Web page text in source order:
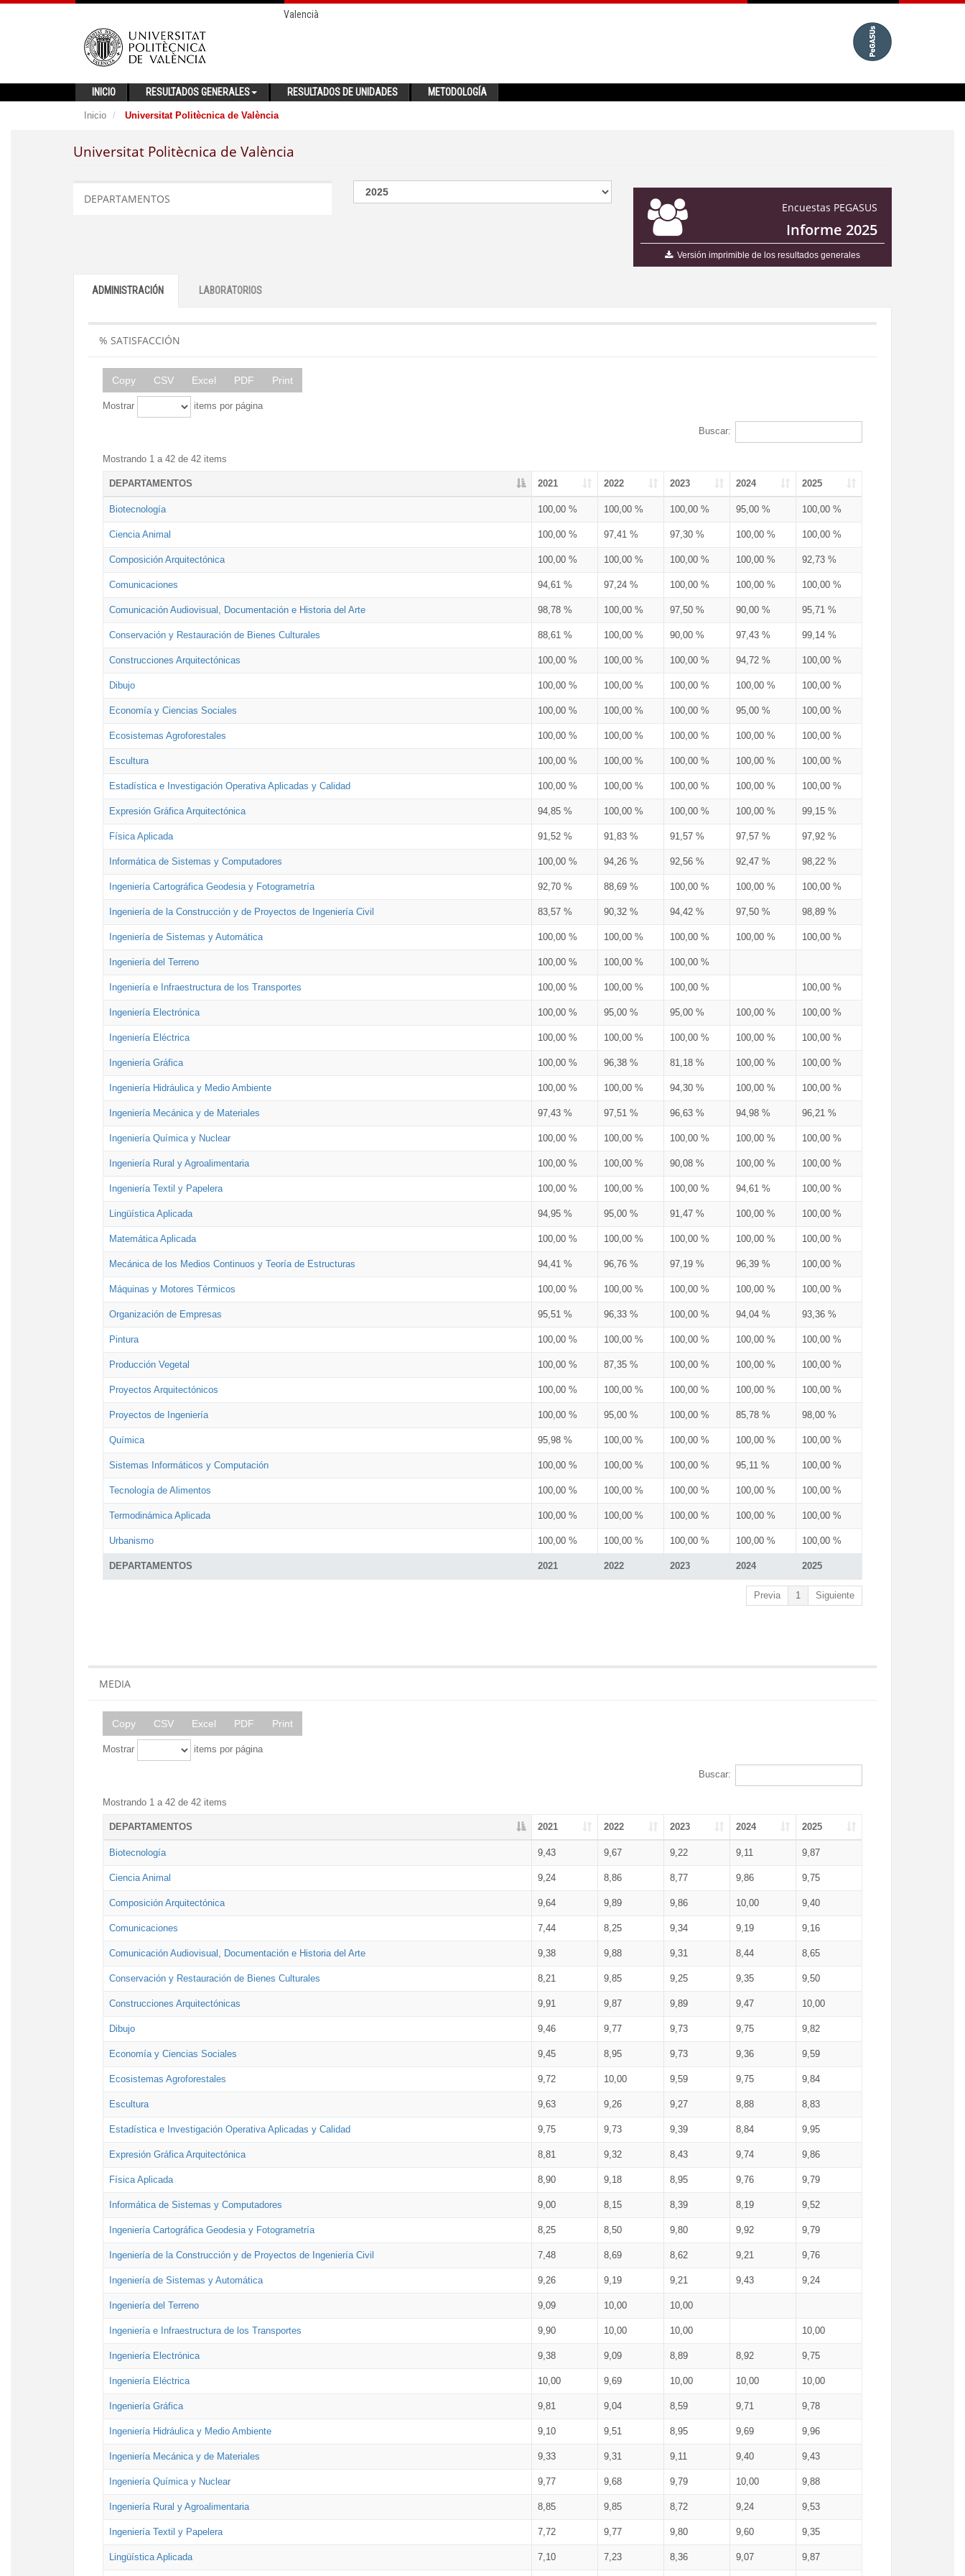
Valencià
INICIO RESULTADOS GENERALES RESULTADOS DE UNIDADES METODOLOGÍA
Inicio Universitat Politècnica de València
Universitat Politècnica de València
Encuestas PEGASUS
Informe 2025
Versión imprimible de los resultados generales
DEPARTAMENTOS
ADMINISTRACIÓN LABORATORIOS
% SATISFACCIÓN
Copy CSV Excel PDF Print
Mostrar items por página
Buscar:
Mostrando 1 a 42 de 42 items
DEPARTAMENTOS 2021 2022 2023 2024 2025
DEPARTAMENTOS 2021 2022 2023 2024 2025
Biotecnología 100,00 % 100,00 % 100,00 % 95,00 % 100,00 %
Ciencia Animal 100,00 % 97,41 % 97,30 % 100,00 % 100,00 %
Composición Arquitectónica 100,00 % 100,00 % 100,00 % 100,00 % 92,73 %
Comunicaciones 94,61 % 97,24 % 100,00 % 100,00 % 100,00 %
Comunicación Audiovisual, Documentación e Historia del Arte 98,78 % 100,00 % 97,50 % 90,00 % 95,71 %
Conservación y Restauración de Bienes Culturales 88,61 % 100,00 % 90,00 % 97,43 % 99,14 %
Construcciones Arquitectónicas 100,00 % 100,00 % 100,00 % 94,72 % 100,00 %
Dibujo 100,00 % 100,00 % 100,00 % 100,00 % 100,00 %
Economía y Ciencias Sociales 100,00 % 100,00 % 100,00 % 95,00 % 100,00 %
Ecosistemas Agroforestales 100,00 % 100,00 % 100,00 % 100,00 % 100,00 %
Escultura 100,00 % 100,00 % 100,00 % 100,00 % 100,00 %
Estadística e Investigación Operativa Aplicadas y Calidad 100,00 % 100,00 % 100,00 % 100,00 % 100,00 %
Expresión Gráfica Arquitectónica 94,85 % 100,00 % 100,00 % 100,00 % 99,15 %
Física Aplicada 91,52 % 91,83 % 91,57 % 97,57 % 97,92 %
Informática de Sistemas y Computadores 100,00 % 94,26 % 92,56 % 92,47 % 98,22 %
Ingeniería Cartográfica Geodesia y Fotogrametría 92,70 % 88,69 % 100,00 % 100,00 % 100,00 %
Ingeniería de la Construcción y de Proyectos de Ingeniería Civil 83,57 % 90,32 % 94,42 % 97,50 % 98,89 %
Ingeniería de Sistemas y Automática 100,00 % 100,00 % 100,00 % 100,00 % 100,00 %
Ingeniería del Terreno 100,00 % 100,00 % 100,00 %
Ingeniería e Infraestructura de los Transportes 100,00 % 100,00 % 100,00 % 100,00 %
Ingeniería Electrónica 100,00 % 95,00 % 95,00 % 100,00 % 100,00 %
Ingeniería Eléctrica 100,00 % 100,00 % 100,00 % 100,00 % 100,00 %
Ingeniería Gráfica 100,00 % 96,38 % 81,18 % 100,00 % 100,00 %
Ingeniería Hidráulica y Medio Ambiente 100,00 % 100,00 % 94,30 % 100,00 % 100,00 %
Ingeniería Mecánica y de Materiales 97,43 % 97,51 % 96,63 % 94,98 % 96,21 %
Ingeniería Química y Nuclear 100,00 % 100,00 % 100,00 % 100,00 % 100,00 %
Ingeniería Rural y Agroalimentaria 100,00 % 100,00 % 90,08 % 100,00 % 100,00 %
Ingeniería Textil y Papelera 100,00 % 100,00 % 100,00 % 94,61 % 100,00 %
Lingüística Aplicada 94,95 % 95,00 % 91,47 % 100,00 % 100,00 %
Matemática Aplicada 100,00 % 100,00 % 100,00 % 100,00 % 100,00 %
Mecánica de los Medios Continuos y Teoría de Estructuras 94,41 % 96,76 % 97,19 % 96,39 % 100,00 %
Máquinas y Motores Térmicos 100,00 % 100,00 % 100,00 % 100,00 % 100,00 %
Organización de Empresas 95,51 % 96,33 % 100,00 % 94,04 % 93,36 %
Pintura 100,00 % 100,00 % 100,00 % 100,00 % 100,00 %
Producción Vegetal 100,00 % 87,35 % 100,00 % 100,00 % 100,00 %
Proyectos Arquitectónicos 100,00 % 100,00 % 100,00 % 100,00 % 100,00 %
Proyectos de Ingeniería 100,00 % 95,00 % 100,00 % 85,78 % 98,00 %
Química 95,98 % 100,00 % 100,00 % 100,00 % 100,00 %
Sistemas Informáticos y Computación 100,00 % 100,00 % 100,00 % 95,11 % 100,00 %
Tecnología de Alimentos 100,00 % 100,00 % 100,00 % 100,00 % 100,00 %
Termodinámica Aplicada 100,00 % 100,00 % 100,00 % 100,00 % 100,00 %
Urbanismo 100,00 % 100,00 % 100,00 % 100,00 % 100,00 %
Previa 1 Siguiente
MEDIA
Copy CSV Excel PDF Print
Mostrar items por página
Buscar:
Mostrando 1 a 42 de 42 items
DEPARTAMENTOS 2021 2022 2023 2024 2025
Biotecnología 9,43 9,67 9,22 9,11 9,87
Ciencia Animal 9,24 8,86 8,77 9,86 9,75
Composición Arquitectónica 9,64 9,89 9,86 10,00 9,40
Comunicaciones 7,44 8,25 9,34 9,19 9,16
Comunicación Audiovisual, Documentación e Historia del Arte 9,38 9,88 9,31 8,44 8,65
Conservación y Restauración de Bienes Culturales 8,21 9,85 9,25 9,35 9,50
Construcciones Arquitectónicas 9,91 9,87 9,89 9,47 10,00
Dibujo 9,46 9,77 9,73 9,75 9,82
Economía y Ciencias Sociales 9,45 8,95 9,73 9,36 9,59
Ecosistemas Agroforestales 9,72 10,00 9,59 9,75 9,84
Escultura 9,63 9,26 9,27 8,88 8,83
Estadística e Investigación Operativa Aplicadas y Calidad 9,75 9,73 9,39 8,84 9,95
Expresión Gráfica Arquitectónica 8,81 9,32 8,43 9,74 9,86
Física Aplicada 8,90 9,18 8,95 9,76 9,79
Informática de Sistemas y Computadores 9,00 8,15 8,39 8,19 9,52
Ingeniería Cartográfica Geodesia y Fotogrametría 8,25 8,50 9,80 9,92 9,79
Ingeniería de la Construcción y de Proyectos de Ingeniería Civil 7,48 8,69 8,62 9,21 9,76
Ingeniería de Sistemas y Automática 9,26 9,19 9,21 9,43 9,24
Ingeniería del Terreno 9,09 10,00 10,00
Ingeniería e Infraestructura de los Transportes 9,90 10,00 10,00 10,00
Ingeniería Electrónica 9,38 9,09 8,89 8,92 9,75
Ingeniería Eléctrica 10,00 9,69 10,00 10,00 10,00
Ingeniería Gráfica 9,81 9,04 8,59 9,71 9,78
Ingeniería Hidráulica y Medio Ambiente 9,10 9,51 8,95 9,69 9,96
Ingeniería Mecánica y de Materiales 9,33 9,31 9,11 9,40 9,43
Ingeniería Química y Nuclear 9,77 9,68 9,79 10,00 9,88
Ingeniería Rural y Agroalimentaria 8,85 9,85 8,72 9,24 9,53
Ingeniería Textil y Papelera 7,72 9,77 9,80 9,60 9,35
Lingüística Aplicada 7,10 7,23 8,36 9,07 9,87